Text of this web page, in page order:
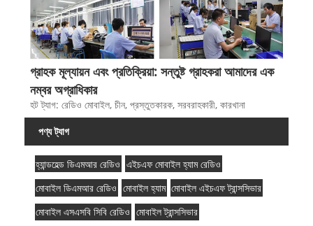
গ্রাহক মূল্যায়ন এবং প্রতিক্রিয়া: সন্তুষ্ট গ্রাহকরা আমাদের এক
নম্বর অগ্রাধিকার
হট ট্যাগ: রেডিও মোবাইল, চীন, প্রস্তুতকারক, সরবরাহকারী, কারখানা
পণ্য ট্যাগ
হ্যান্ডহেল্ড ডিএমআর রেডিও এইচএফ মোবাইল হ্যাম রেডিও
মোবাইল ডিএমআর রেডিও মোবাইল হ্যাম মোবাইল এইচএফ ট্রান্সসিভার
মোবাইল এসএসবি সিবি রেডিও মোবাইল ট্রান্সসিভার